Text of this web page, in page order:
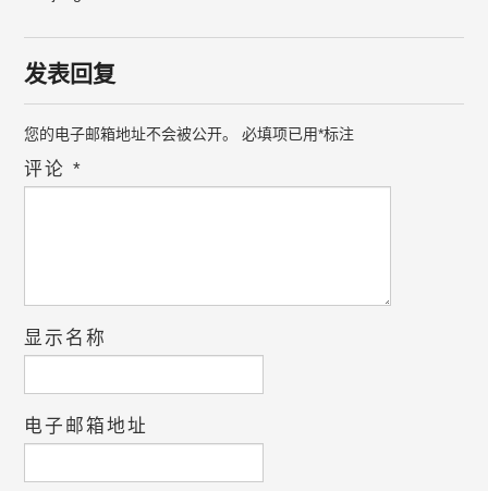
发表回复
您的电子邮箱地址不会被公开。 必填项已用*标注
评论*
显示名称
电子邮箱地址